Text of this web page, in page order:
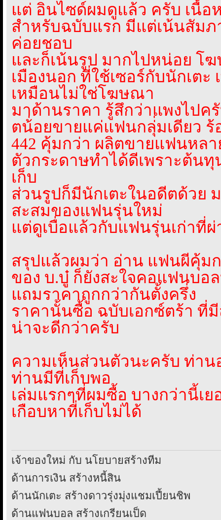
แต่ อินไซด์ผมดูแล้ว ครับ เนื้อ
สำหรับฉบับแรก มีแต่เน้นสัมภ
ค่อยชอบ
และก็เน้นรูป มากไปหน่อย โ
เมืองนอก ที่ใช้เซอร์กับนักเตะ
เหมือนไม่ใช่โฆษณา
มาด้านราคา รู้สึกว่าแพงไปค
ตน้่อยขายแค่แฟนกลุ่่มเดียว
442 คุ้มกว่า ผลิตขายแฟนหลา
ตัวกระดาษทำได้ดีเพราะต้น
เก็บ
ส่วนรูปก็มีนักเตะในอดีตด้วย
สะสมของแฟนรุ่นใหม่
แต่ดูเบื่อแล้วกับแฟนรุ่นเก่าที่
สรุปแล้วผมว่า อ่าน แฟนผีคุ้ม
ของ บ.บู๋ ก็ยังสะใจคอแฟนบอ
แถมราคาถูกกว่ากันตั้งครึ่ง
ราคานั้นซื้อ ฉบับเอกซ์ตร้า ที่
น่าจะดีกว่าครับ
ความเห็นส่วนตัวนะครับ ท่าน
ท่านมีที่เก็บพอ
เล่มแรกๆที่ผมซื้อ บางกว่านี้เ
เกือบหาที่เก็บไม่ได้
เจ้าของใหม่ กับ นโยบายสร้างทีม
ด้านการเงิน สร้างหนี้สิน
ด้านนักเตะ สร้างดาวรุ่งมุ่งแชมเปี้ยนชิพ
ด้านแฟนบอล สร้างเกรียนเป็ด